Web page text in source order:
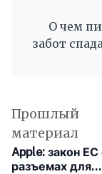
О чем
забот
Прошлый
материал
Apple: закон ЕС
разъемах для